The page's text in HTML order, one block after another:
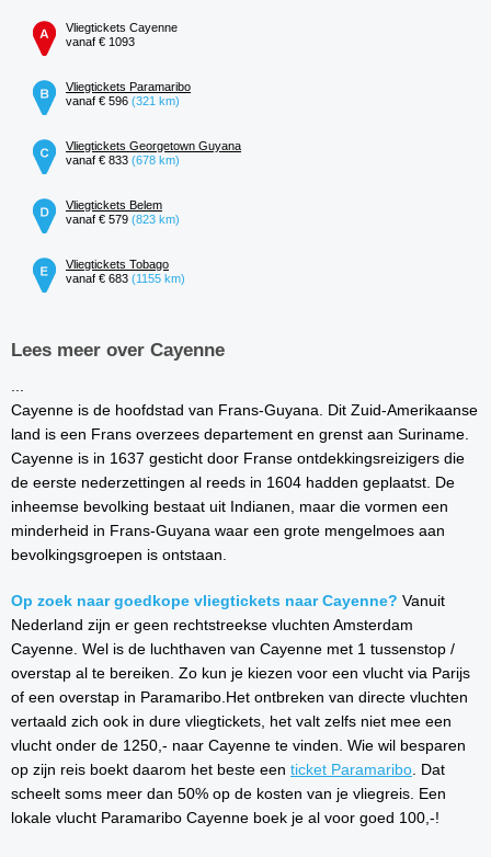
Vliegtickets Cayenne
vanaf € 1093
Vliegtickets Paramaribo
vanaf € 596 (321 km)
Vliegtickets Georgetown Guyana
vanaf € 833 (678 km)
Vliegtickets Belem
vanaf € 579 (823 km)
Vliegtickets Tobago
vanaf € 683 (1155 km)
Lees meer over Cayenne
...
Cayenne is de hoofdstad van Frans-Guyana. Dit Zuid-Amerikaanse
land is een Frans overzees departement en grenst aan Suriname.
Cayenne is in 1637 gesticht door Franse ontdekkingsreizigers die
de eerste nederzettingen al reeds in 1604 hadden geplaatst. De
inheemse bevolking bestaat uit Indianen, maar die vormen een
minderheid in Frans-Guyana waar een grote mengelmoes aan
bevolkingsgroepen is ontstaan.
Op zoek naar goedkope vliegtickets naar Cayenne? Vanuit
Nederland zijn er geen rechtstreekse vluchten Amsterdam
Cayenne. Wel is de luchthaven van Cayenne met 1 tussenstop /
overstap al te bereiken. Zo kun je kiezen voor een vlucht via Parijs
of een overstap in Paramaribo.Het ontbreken van directe vluchten
vertaald zich ook in dure vliegtickets, het valt zelfs niet mee een
vlucht onder de 1250,- naar Cayenne te vinden. Wie wil besparen
op zijn reis boekt daarom het beste een ticket Paramaribo. Dat
scheelt soms meer dan 50% op de kosten van je vliegreis. Een
lokale vlucht Paramaribo Cayenne boek je al voor goed 100,-!